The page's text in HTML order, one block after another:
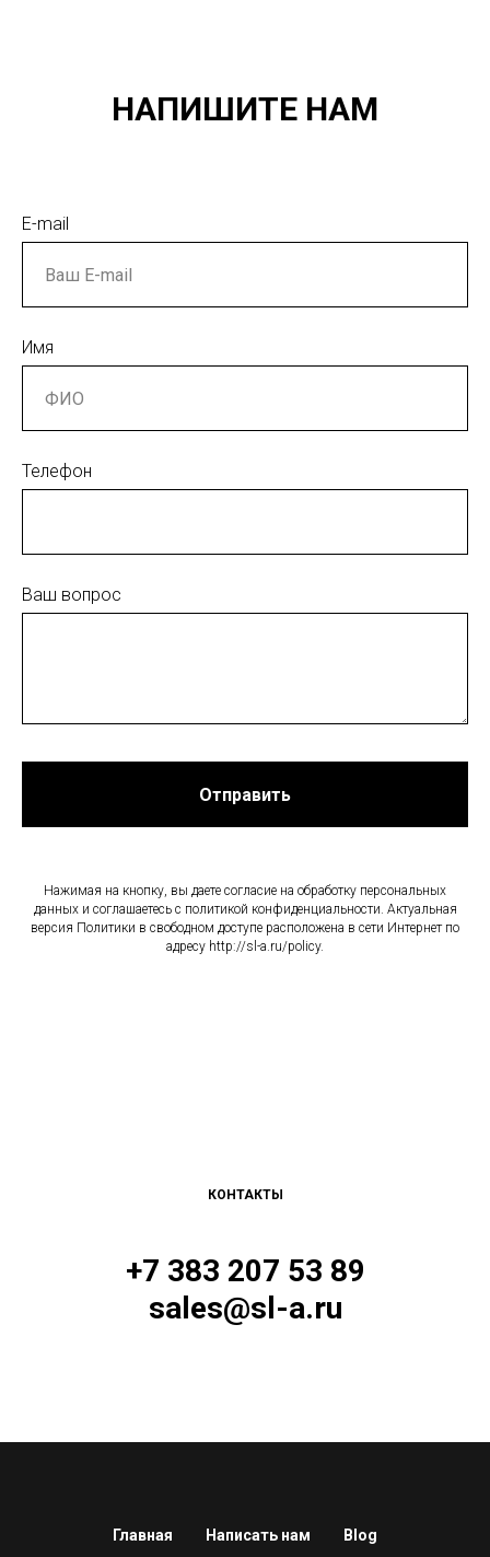
НАПИШИТЕ НАМ
E-mail
Имя
Телефон
Ваш вопрос
Отправить
Нажимая на кнопку, вы даете согласие на обработку персональных
данных и соглашаетесь c политикой конфиденциальности. Актуальная
версия Политики в свободном доступе расположена в сети Интернет по
адресу http://sl-a.ru/policy.
КОНТАКТЫ
+7 383 207 53 89
sales@sl-a.ru
Главная Написать нам Blog